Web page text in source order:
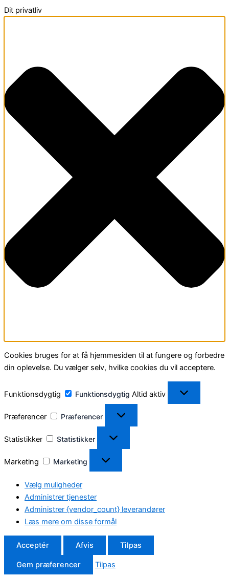
Dit privatliv
Cookies bruges for at få hjemmesiden til at fungere og forbedre
din oplevelse. Du vælger selv, hvilke cookies du vil acceptere.
Funktionsdygtig Funktionsdygtig Altid aktiv
Præferencer Præferencer
Statistikker Statistikker
Marketing Marketing
Vælg muligheder
Administrer tjenester
Administrer {vendor_count} leverandører
Læs mere om disse formål
Acceptér Afvis Tilpas
Gem præferencer Tilpas